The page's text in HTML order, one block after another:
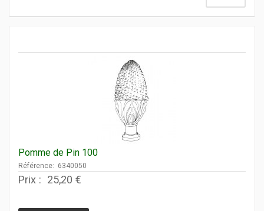
Pomme de Pin 100
Référence: 6340050
Prix : 25,20 €